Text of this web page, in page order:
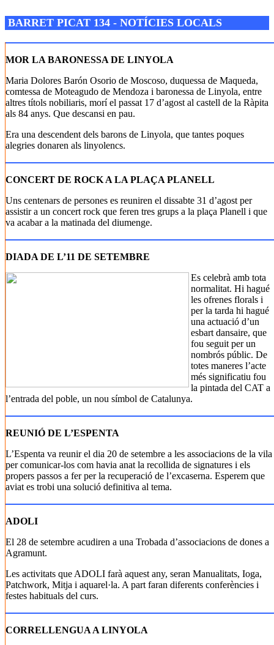
BARRET PICAT 134 - NOTÍCIES LOCALS
MOR LA BARONESSA DE LINYOLA
Maria Dolores Barón Osorio de Moscoso, duquessa de Maqueda,
comtessa de Moteagudo de Mendoza i baronessa de Linyola, entre
altres títols nobiliaris, morí el passat 17 d’agost al castell de la Ràpita
als 84 anys. Que descansi en pau.
Era una descendent dels barons de Linyola, que tantes poques
alegries donaren als linyolencs.
CONCERT DE ROCK A LA PLAÇA PLANELL
Uns centenars de persones es reuniren el dissabte 31 d’agost per
assistir a un concert rock que feren tres grups a la plaça Planell i que
va acabar a la matinada del diumenge.
DIADA DE L’11 DE SETEMBRE
Es celebrà amb tota
normalitat. Hi hagué
les ofrenes florals i
per la tarda hi hagué
una actuació d’un
esbart dansaire, que
fou seguit per un
nombrós públic. De
totes maneres l’acte
més significatiu fou
la pintada del CAT a
l’entrada del poble, un nou símbol de Catalunya.
REUNIÓ DE L’ESPENTA
L’Espenta va reunir el dia 20 de setembre a les associacions de la vila
per comunicar-los com havia anat la recollida de signatures i els
propers passos a fer per la recuperació de l’excaserna. Esperem que
aviat es trobi una solució definitiva al tema.
ADOLI
El 28 de setembre acudiren a una Trobada d’associacions de dones a
Agramunt.
Les activitats que ADOLI farà aquest any, seran Manualitats, Ioga,
Patchwork, Mitja i aquarel·la. A part faran diferents conferències i
festes habituals del curs.
CORRELLENGUA A LINYOLA